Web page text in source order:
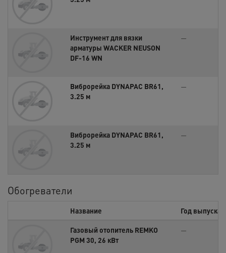
Инструмент для вязки
арматуры WACKER NEUSON
DF-16 WN
—
Виброрейка DYNAPAC BR61,
3.25 м
—
Виброрейка DYNAPAC BR61,
3.25 м
—
Обогреватели
Название Год выпуска
Газовый отопитель REMKO
PGM 30, 26 кВт
—